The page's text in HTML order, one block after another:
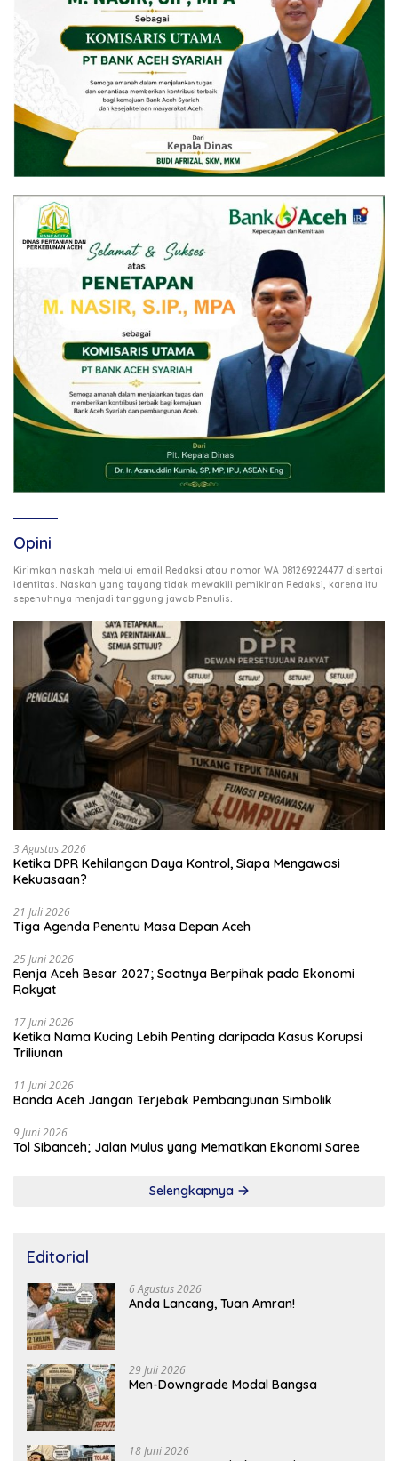
Opini
Kirimkan naskah melalui email Redaksi atau nomor WA 081269224477 disertai
identitas. Naskah yang tayang tidak mewakili pemikiran Redaksi, karena itu
sepenuhnya menjadi tanggung jawab Penulis
3 Agustus 2026
Ketika DPR Kehilangan Daya Kontrol, Siapa Mengawasi
Kekuasaan?
21 Juli 2026
Tiga Agenda Penentu Masa Depan Aceh
25 Juni 2026
Renja Aceh Besar 2027; Saatnya Berpihak pada Ekonomi
Rakyat
17 Juni 2026
Ketika Nama Kucing Lebih Penting daripada Kasus Korupsi
Triliunan
11 Juni 2026
Banda Aceh Jangan Terjebak Pembangunan Simbolik
9 Juni 2026
Tol Sibanceh; Jalan Mulus yang Mematikan Ekonomi Saree
Selengkapnya
Editorial
6 Agustus 2026
Anda Lancang, Tuan Amran!
29 Juli 2026
Men-Downgrade Modal Bangsa
18 Juni 2026